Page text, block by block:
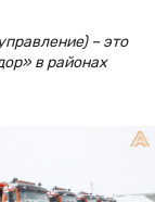
– это
в районах